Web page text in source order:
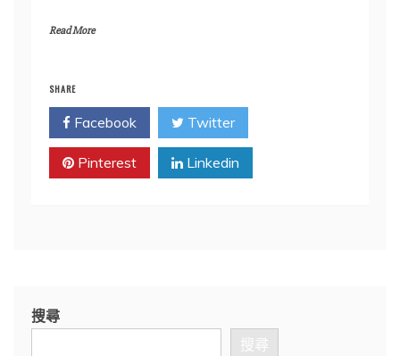
Read More
SHARE
Facebook Twitter
Pinterest Linkedin
搜尋
搜尋